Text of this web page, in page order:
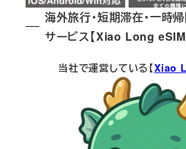
海外旅行・短期滞在・一時
サービス【Xiao Long eSIM
当社で運営している【Xiao